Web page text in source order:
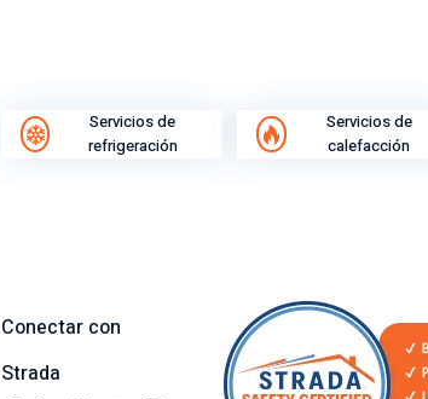
Servicios de
refrigeración
Servicios de
calefacción
Conectar con
Strada